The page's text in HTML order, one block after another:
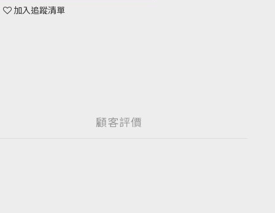
加入追蹤清單
顧客評價